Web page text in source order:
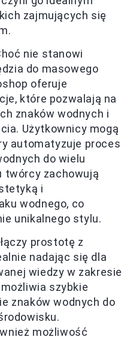
zajmujących się
nie stanowi
do masowego
oferuje
które pozwalają na
znaków wodnych i
Użytkownicy mogą
automatyzuje proces
do wielu
twórcy zachowują
i
wodnego, co
unikalnego stylu.
prostotę z
nadając się dla
wiedzy w zakresie
szybkie
znaków wodnych do
możliwość